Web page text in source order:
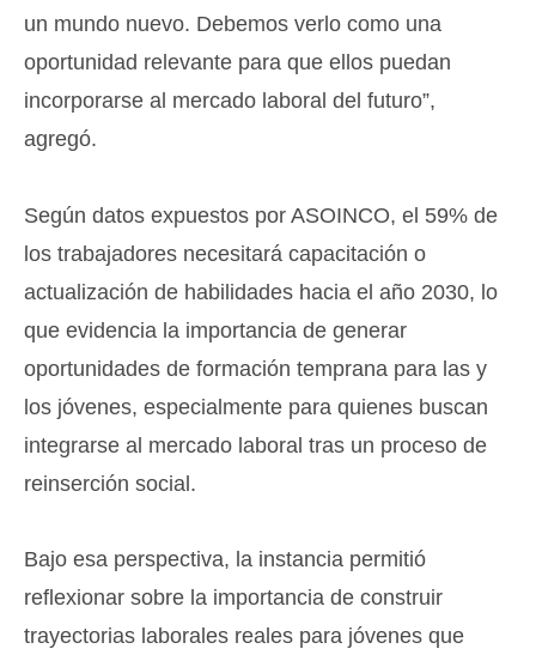
un mundo nuevo. Debemos verlo como una
oportunidad relevante para que ellos puedan
incorporarse al mercado laboral del futuro”,
agregó.
Según datos expuestos por ASOINCO, el 59% de
los trabajadores necesitará capacitación o
actualización de habilidades hacia el año 2030, lo
que evidencia la importancia de generar
oportunidades de formación temprana para las y
los jóvenes, especialmente para quienes buscan
integrarse al mercado laboral tras un proceso de
reinserción social.
Bajo esa perspectiva, la instancia permitió
reflexionar sobre la importancia de construir
trayectorias laborales reales para jóvenes que